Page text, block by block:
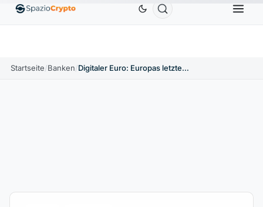
EthereumETH1.880,58 $ TetherUSDT0,9991 $ BNBBNB
Startseite/Banken/ Digitaler Euro: Europas letztes Bollwerk gegen Big-Tech-Konzerne und Stablecoins